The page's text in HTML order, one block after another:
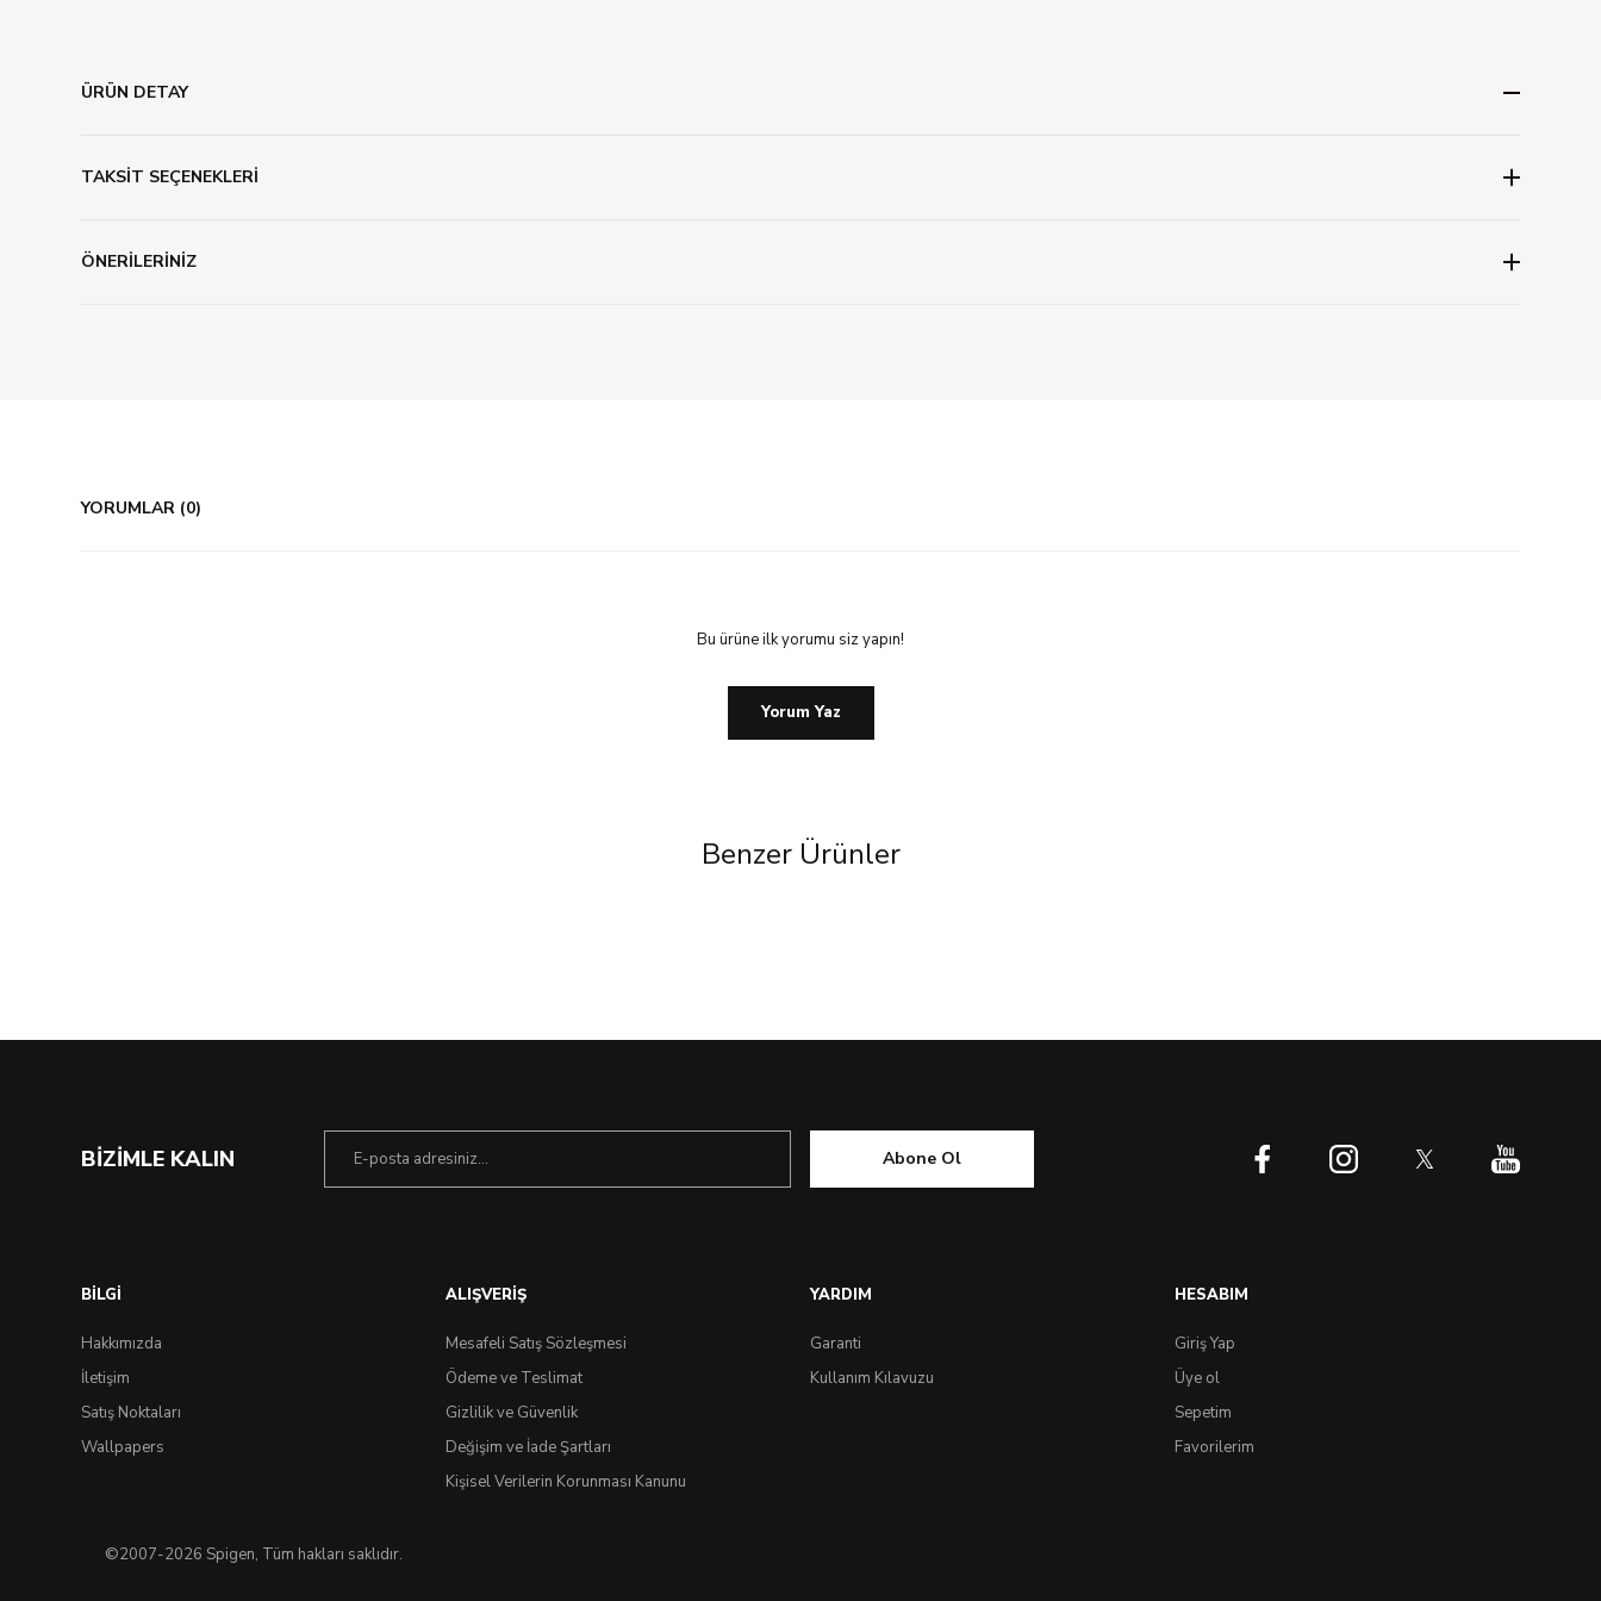
ÜRÜN DETAY
TAKSİT SEÇENEKLERİ
ÖNERİLERİNİZ
YORUMLAR (0)
Bu ürüne ilk yorumu siz yapın!
Yorum Yaz
Benzer Ürünler
BİZİMLE KALIN Abone Ol
BİLGİ
Hakkımızda
İletişim
Satış Noktaları
Wallpapers
ALIŞVERİŞ
Mesafeli Satış Sözleşmesi
Ödeme ve Teslimat
Gizlilik ve Güvenlik
Değişim ve İade Şartları
Kişisel Verilerin Korunması Kanunu
YARDIM
Garanti
Kullanım Kılavuzu
HESABIM
Giriş Yap
Üye ol
Sepetim
Favorilerim
©2007-2026 Spigen, Tüm hakları saklıdır.